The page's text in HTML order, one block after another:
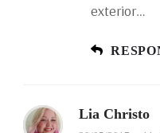
exterior…
Lia Christo